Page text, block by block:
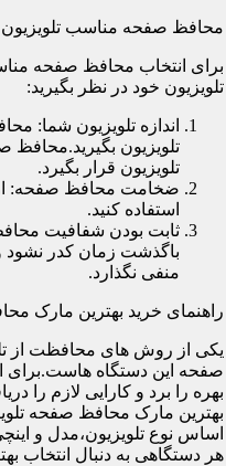
محافظ صفحه مناسب
برای انتخاب محافظ صفحه
تلویزیون خود در نظر بگیرید:
اندازه تلویزیون شما:
تلویزیون
تلویزیون قرار بگیرد.
ضخامت محافظ صفحه:
استفاده کنید.
ثابت بودن شفافیت
باگذشت زمان کدر نشود و
منفی نگذارد.
راهنمای خرید بهترین مارک
یکی از روش های محافظت از
صفحه این دستگاه هاست.برای
بهره را برد و کارایی لازم را
بهترین مارک محافظ صفحه
اساس نوع تلویزیون،مدل و
هر دستگاهی به دنبال انتخاب